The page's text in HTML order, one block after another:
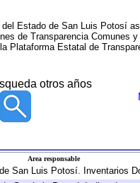
Estado de San Luis Potosí
de Transparencia Comunes
Plataforma Estatal de
otros años
Area responsable
San Luis Potosí. Inventarios